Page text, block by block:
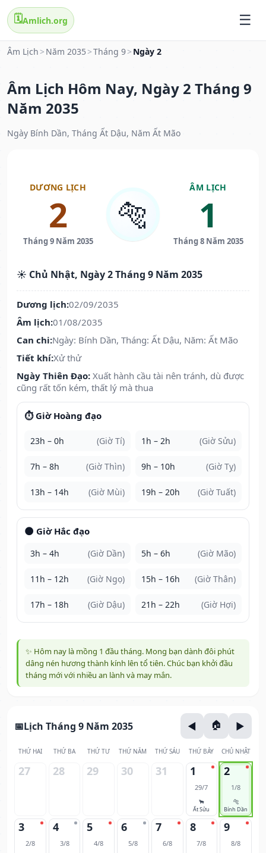
🗓️Amlich.org
Âm Lịch > Năm 2035 >Tháng 9> Ngày 2
Âm Lịch Hôm Nay, Ngày 2 Tháng 9
Năm 2035
Ngày Bính Dần, Tháng Ất Dậu, Năm Ất Mão
DƯƠNG LỊCH
2
Tháng 9 Năm 2035
🐅
ÂM LỊCH
1
Tháng 8 Năm 2035
☀️ Chủ Nhật, Ngày 2 Tháng 9 Năm 2035
Dương lịch:02/09/2035
Âm lịch:01/08/2035
Can chi:Ngày: Bính Dần, Tháng: Ất Dậu, Năm: Ất Mão
Tiết khí:Xử thử
Ngày Thiên Đạo: Xuất hành cầu tài nên tránh, dù được
cũng rất tốn kém, thất lý mà thua
⏱️ Giờ Hoàng đạo
23h – 0h (Giờ Tí) 1h – 2h (Giờ Sửu)
7h – 8h (Giờ Thìn) 9h – 10h (Giờ Tỵ)
13h – 14h (Giờ Mùi) 19h – 20h (Giờ Tuất)
🌑 Giờ Hắc đạo
3h – 4h (Giờ Dần) 5h – 6h (Giờ Mão)
11h – 12h (Giờ Ngọ) 15h – 16h (Giờ Thân)
17h – 18h (Giờ Dậu) 21h – 22h (Giờ Hợi)
✨ Hôm nay là mồng 1 đầu tháng. Mong bạn dành đôi phút
dâng nén hương thành kính lên tổ tiên. Chúc bạn khởi đầu
tháng mới với nhiều an lành và may mắn.
Lịch Tháng 9 Năm 2035
THỨ HAI THỨ BA THỨ TƯ THỨ NĂM THỨ SÁU THỨ BẢY CHỦ NHẬT
27 28 29 30 31 1
29/7
🐂
Ất Sửu
2
1/8
🐅
Bính Dần
3
2/8
4
3/8
5
4/8
6
5/8
7
6/8
8
7/8
9
8/8